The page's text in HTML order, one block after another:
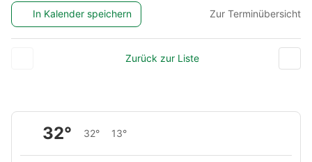
In Kalender speichern Zur Terminübersicht
Zurück zur Liste
32° 32° 13°